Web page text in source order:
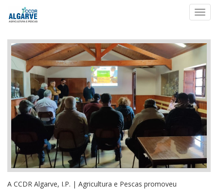
A CCDR Algarve, I.P. | Agricultura e Pescas promoveu